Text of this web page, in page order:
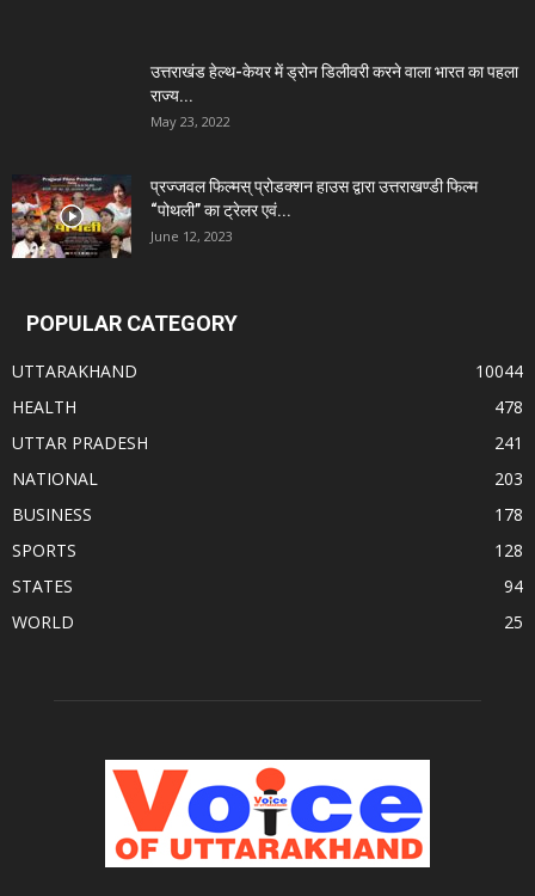
उत्तराखंड हेल्थ-केयर में ड्रोन डिलीवरी करने वाला भारत का पहला
राज्य...
May 23, 2022
प्रज्जवल फिल्मस् प्रोडक्शन हाउस द्वारा उत्तराखण्डी फिल्म
“पोथली” का ट्रेलर एवं...
June 12, 2023
POPULAR CATEGORY
UTTARAKHAND
10044
HEALTH
478
UTTAR PRADESH
241
NATIONAL
203
BUSINESS
178
SPORTS
128
STATES
94
WORLD
25